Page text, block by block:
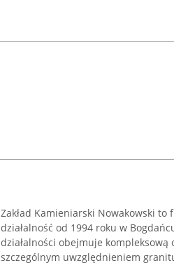
Zakład Kamieniarski Nowakowski
działalność od 1994 roku w
działalności obejmuje
szczególnym uwzględnieniem